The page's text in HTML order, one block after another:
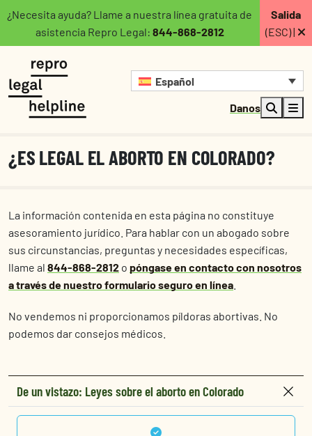
¿Necesita ayuda? Llame a nuestra línea gratuita de
asistencia Repro Legal: 844-868-2812
Salida
(ESC) |
Español
Danos
¿ES LEGAL EL ABORTO EN COLORADO?
La información contenida en esta página no constituye
asesoramiento jurídico. Para hablar con un abogado sobre
sus circunstancias, preguntas y necesidades específicas,
llame al 844-868-2812 o póngase en contacto con nosotros
a través de nuestro formulario seguro en línea
No vendemos ni proporcionamos píldoras abortivas. No
podemos dar consejos médicos.
De un vistazo: Leyes sobre el aborto en Colorado